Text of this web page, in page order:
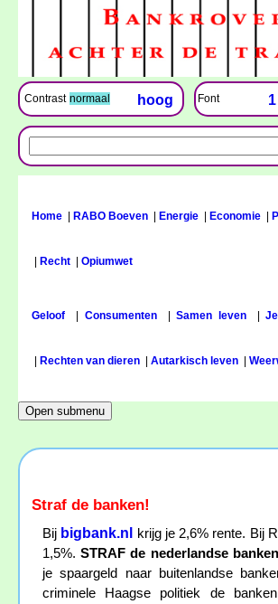
Contrast normaal hoog Font 1
Home RABO Boeven Energie Economie
Recht Opiumwet
Geloof Consumenten|Samen leven|
Rechten van dieren Autarkisch leven
Straf de banken!
Bij bigbank.nl
krijg je 2,6% rente. Bij
1,5%.STRAF de nederlandse banken
je spaargeld naar buitenlandse
criminele Haagse politiek de